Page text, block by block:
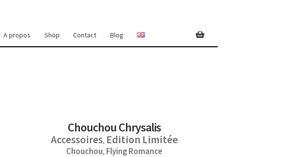
A propos Shop Contact Blog
Chouchou Chrysalis
Accessoires, Edition Limitée
Chouchou, Flying Romance